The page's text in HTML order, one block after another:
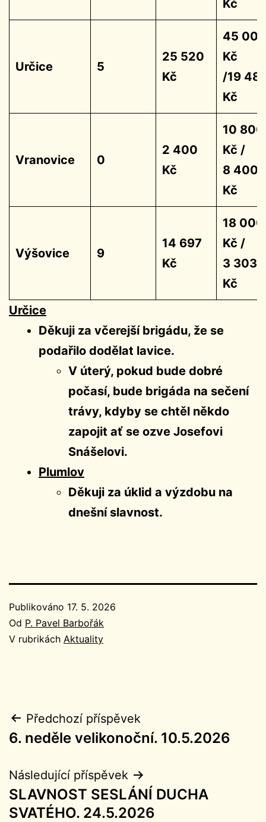
Kč
Určice 5
25 520
Kč
45 000
Kč
/19
Kč
Vranovice 0
2 400
Kč
10 800
Kč /
8 400
Kč
Výšovice 9
14 697
Kč
18 000
Kč /
3 303
Kč
Určice
Děkuji za včerejší brigádu, že se
podařilo dodělat lavice.
V úterý, pokud bude dobré
počasí, bude brigáda na sečení
trávy, kdyby se chtěl někdo
zapojit ať se ozve Josefovi
Snášelovi.
Plumlov
Děkuji za úklid a výzdobu na
dnešní slavnost.
Publikováno 17. 5. 2026
Od P. Pavel Barbořák
V rubrikách Aktuality
Navigace
pro
příspěvek
Předchozí příspěvek
6. neděle velikonoční. 10.5.2026
Následující příspěvek
SLAVNOST SESLÁNÍ DUCHA
SVATÉHO. 24.5.2026